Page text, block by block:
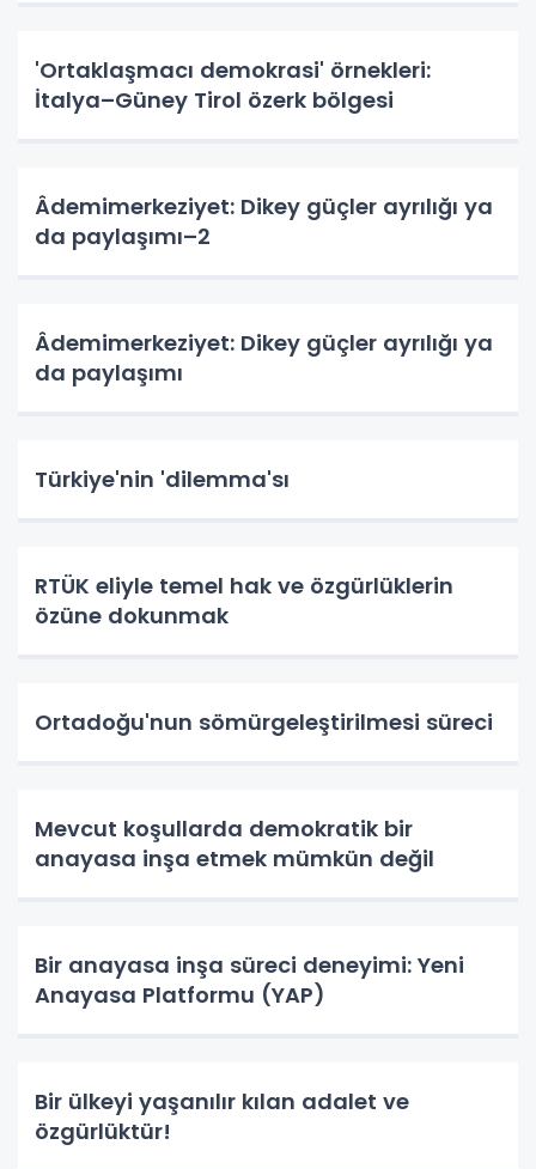
'Ortaklaşmacı demokrasi' örnekleri:
İtalya–Güney Tirol özerk bölgesi
Âdemimerkeziyet: Dikey güçler ayrılığı ya
da paylaşımı–2
Âdemimerkeziyet: Dikey güçler ayrılığı ya
da paylaşımı
Türkiye'nin 'dilemma'sı
RTÜK eliyle temel hak ve özgürlüklerin
özüne dokunmak
Ortadoğu'nun sömürgeleştirilmesi süreci
Mevcut koşullarda demokratik bir
anayasa inşa etmek mümkün değil
Bir anayasa inşa süreci deneyimi: Yeni
Anayasa Platformu (YAP)
Bir ülkeyi yaşanılır kılan adalet ve
özgürlüktür!